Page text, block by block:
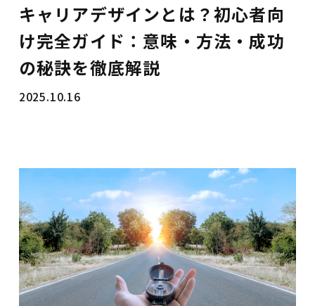
キャリアデザインとは？初心者向
け完全ガイド：意味・方法・成功
の秘訣を徹底解説
2025.10.16